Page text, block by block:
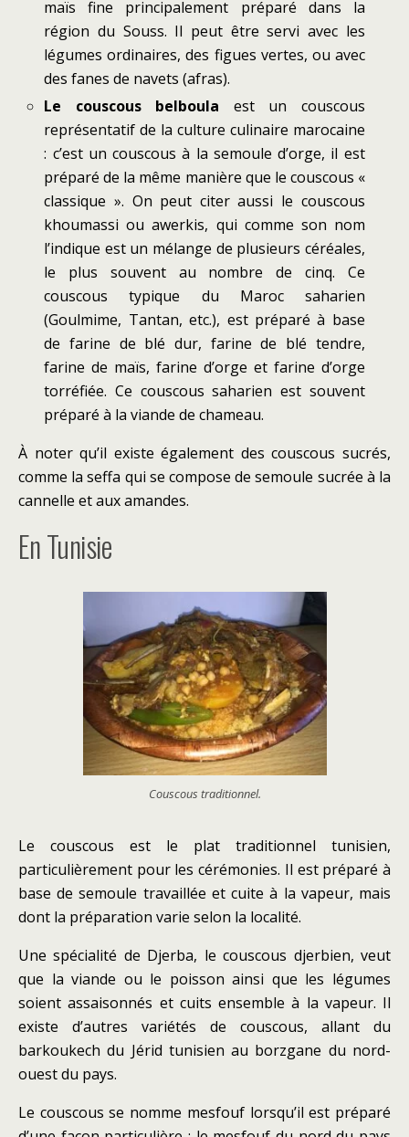
maïs fine principalement préparé dans la
région du Souss. Il peut être servi avec les
légumes ordinaires, des figues vertes, ou avec
des fanes de navets (afras).
Le couscous belboula est un couscous
représentatif de la culture culinaire marocaine
: c’est un couscous à la semoule d’orge, il est
préparé de la même manière que le couscous «
classique ». On peut citer aussi le couscous
khoumassi ou awerkis, qui comme son nom
l’indique est un mélange de plusieurs céréales,
le plus souvent au nombre de cinq. Ce
couscous typique du Maroc saharien
(Goulmime, Tantan, etc.), est préparé à base
de farine de blé dur, farine de blé tendre,
farine de maïs, farine d’orge et farine d’orge
torréfiée. Ce couscous saharien est souvent
préparé à la viande de chameau.
À noter qu’il existe également des couscous sucrés,
comme la seffa qui se compose de semoule sucrée à la
cannelle et aux amandes.
En Tunisie
Couscous traditionnel.
Le couscous est le plat traditionnel tunisien,
particulièrement pour les cérémonies. Il est préparé à
base de semoule travaillée et cuite à la vapeur, mais
dont la préparation varie selon la localité.
Une spécialité de Djerba, le couscous djerbien, veut
que la viande ou le poisson ainsi que les légumes
soient assaisonnés et cuits ensemble à la vapeur. Il
existe d’autres variétés de couscous, allant du
barkoukech du Jérid tunisien au borzgane du nord-
ouest du pays.
Le couscous se nomme mesfouf lorsqu’il est préparé